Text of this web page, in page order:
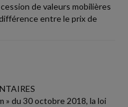
de valeurs mobilières
entre le prix de
» du 30 octobre 2018, la loi